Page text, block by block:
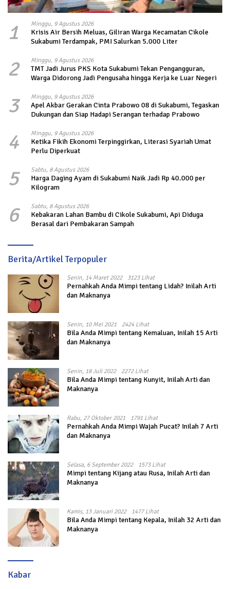
1 Minggu, 9 Agustus 2026
Krisis Air Bersih Meluas, Giliran Warga Kecamatan Cikole
Sukabumi Terdampak, PMI Salurkan 5.000 Liter
2 Minggu, 9 Agustus 2026
TMT Jadi Jurus PKS Kota Sukabumi Tekan Pengangguran,
Warga Didorong Jadi Pengusaha hingga Kerja ke Luar Negeri
3 Minggu, 9 Agustus 2026
Apel Akbar Gerakan Cinta Prabowo 08 di Sukabumi, Tegaskan
Dukungan dan Siap Hadapi Serangan terhadap Prabowo
4 Minggu, 9 Agustus 2026
Ketika Fikih Ekonomi Terpinggirkan, Literasi Syariah Umat
Perlu Diperkuat
5 Sabtu, 8 Agustus 2026
Harga Daging Ayam di Sukabumi Naik Jadi Rp 40.000 per
Kilogram
6 Sabtu, 8 Agustus 2026
Kebakaran Lahan Bambu di Cikole Sukabumi, Api Diduga
Berasal dari Pembakaran Sampah
Berita/Artikel Terpopuler
Senin, 14 Maret 2022 3123 Lihat
Pernahkah Anda Mimpi tentang Lidah? Inilah Arti
dan Maknanya
Senin, 10 Mei 2021 2424 Lihat
Bila Anda Mimpi tentang Kemaluan, Inilah 15 Arti
dan Maknanya
Senin, 18 Juli 2022 2272 Lihat
Bila Anda Mimpi tentang Kunyit, Inilah Arti dan
Maknanya
Rabu, 27 Oktober 2021 1791 Lihat
Pernahkah Anda Mimpi Wajah Pucat? Inilah 7 Arti
dan Maknanya
Selasa, 6 September 2022 1573 Lihat
Mimpi tentang Kijang atau Rusa, Inilah Arti dan
Maknanya
Kamis, 13 Januari 2022 1477 Lihat
Bila Anda Mimpi tentang Kepala, Inilah 32 Arti dan
Maknanya
Kabar